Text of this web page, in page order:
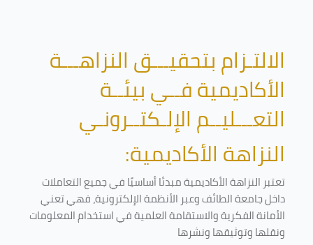
الالتـزام بتحقيـــق النزاهـــة
الأكاديمية فــي بيئــة
التعـــليــم الإلـكتــرونـي
النزاهة الأكاديمية:
تعتبر النزاهة الأكاديمية مبدئا أساسيًا في جميع التعاملات
داخل جامعة الطائف وعبر الأنظمة الإلكترونية، فهي تعني
الأمانة الفكرية والاستقامة العلمية في استخدام المعلومات
ونقلها وتوثيقها ونشرها